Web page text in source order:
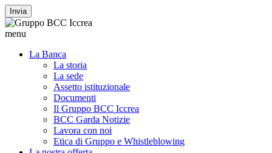
Invia
menu
La Banca
La storia
La sede
Assetto istituzionale
Documenti
Il Gruppo BCC Iccrea
BCC Garda Notizie
Lavora con noi
Etica di Gruppo e Whistleblowing